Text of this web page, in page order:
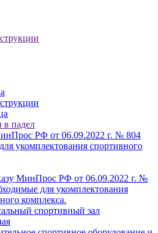
в падел
РФ от 06.09.2022 г. № 804
укомплектования спортивного
МинПрос РФ от 06.09.2022 г. №
для укомплектования
комплекса.
спортивный зал